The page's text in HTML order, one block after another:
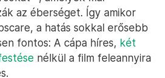
az éberséget. Így amikor
a hatás sokkal erősebb
fontos: A cápa híres, két
nélkül a film feleannyira